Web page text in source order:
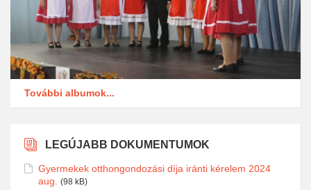
További albumok...
LEGÚJABB DOKUMENTUMOK
Gyermekek otthongondozási díja iránti kérelem 2024
aug.
(98 kB)